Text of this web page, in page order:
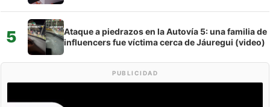
5
Ataque a piedrazos en la Autovía 5: una familia de
influencers fue víctima cerca de Jáuregui (video)
PUBLICIDAD